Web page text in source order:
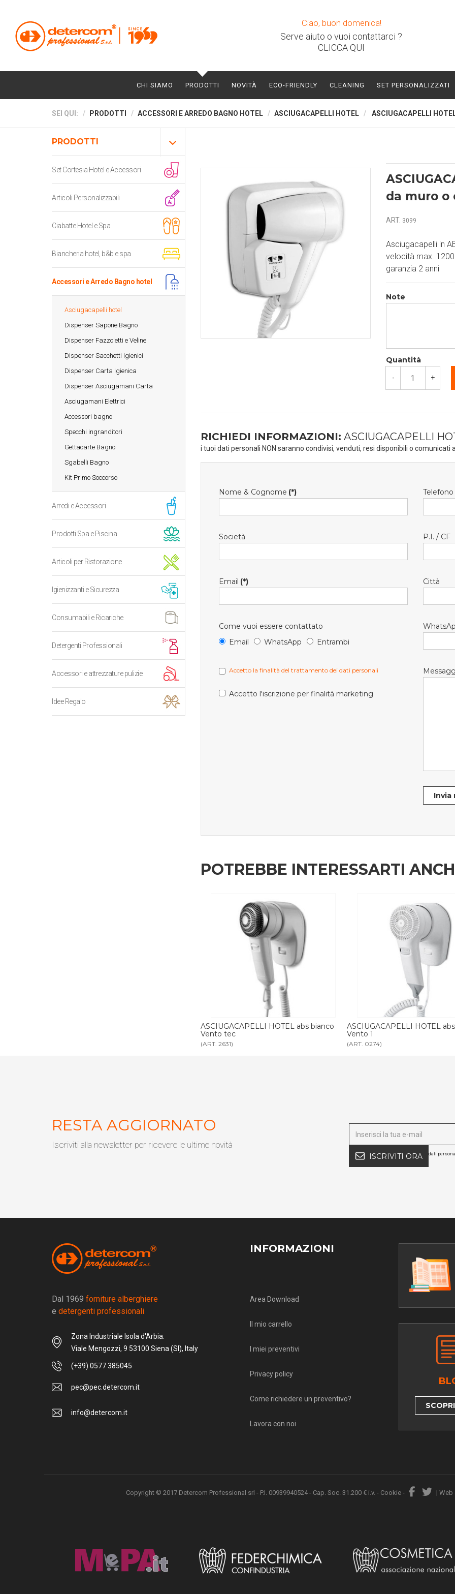
Ciao, buon domenica!
Serve aiuto o vuoi contattarci ?
CLICCA QUI
CHI SIAMO PRODOTTI NOVITÀ ECO-FRIENDLY CLEANING SET PERSONALIZZATI
SEI QUI: PRODOTTI ACCESSORI E ARREDO BAGNO HOTEL ASCIUGACAPELLI HOTEL ASCIUGACAPELLI
PRODOTTI
Set Cortesia Hotel e Accessori
Articoli Personalizzabili
Ciabatte Hotel e Spa
Biancheria hotel, b&b e spa
Accessori e Arredo Bagno hotel
Asciugacapelli hotel
Dispenser Sapone Bagno
Dispenser Fazzoletti e Veline
Dispenser Sacchetti Igienici
Dispenser Carta Igienica
Dispenser Asciugamani Carta
Asciugamani Elettrici
Accessori bagno
Specchi ingranditori
Gettacarte Bagno
Sgabelli Bagno
Kit Primo Soccorso
Arredi e Accessori
Prodotti Spa e Piscina
Articoli per Ristorazione
Igienizzanti e Sicurezza
Consumabili e Ricariche
Detergenti Professionali
Accessori e attrezzature pulizie
Idee Regalo
da muro o
ART. 3099
Asciugacapelli in
velocità max.
garanzia 2 anni
Note
Quantità
- +
RICHIEDI INFORMAZIONI: ASCIUGACAPELLI
i tuoi dati personali NON saranno condivisi, venduti, resi disponibili o comunicati
Nome & Cognome (*) Telefono
Società P.I. / CF
Email (*) Città
Come vuoi essere contattato
Email
WhatsApp Entrambi
Accetto la finalità del trattamento dei dati personali
Accetto l'iscrizione per finalità marketing
Invia
POTREBBE INTERESSARTI
ASCIUGACAPELLI HOTEL abs bianco
ASCIUGACAPELLI HOTEL abs bianco
Vento 1
(ART. 0274)
ASCIUGACAPELLI
(ART. 3910)
RESTA AGGIORNATO
Iscriviti alla newsletter per ricevere le ultime novità
ISCRIVITI ORA dati
Dal 1969 forniture alberghiere
e detergenti professionali
Zona Industriale Isola d'Arbia.
Viale Mengozzi, 9 53100 Siena (SI), Italy
(+39) 0577 385045
pec@pec.detercom.it
info@detercom.it
INFORMAZIONI
Area Download
Il mio carrello
I miei preventivi
Privacy policy
Come richiedere un preventivo?
Lavora con noi
Copyright © 2017 Detercom Professional srl - P.I. 00939940524 - Cap. Soc. 31.200 € i.v. - Cookie - | Web